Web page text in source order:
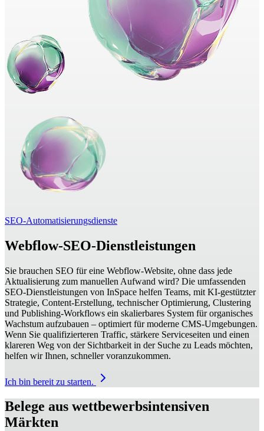
SEO-Automatisierungsdienste
Webflow-SEO-Dienstleistungen
Sie brauchen SEO für eine Webflow-Website, ohne dass jede
Aktualisierung zum manuellen Aufwand wird? Die umfassenden
SEO-Dienstleistungen von InSpace helfen Teams, mit KI-gestützter
Strategie, Content-Erstellung, technischer Optimierung, Clustering
und Publishing-Workflows ein skalierbares System für organisches
Wachstum aufzubauen – optimiert für moderne CMS-Umgebungen.
Wenn Sie qualifizierteren Traffic, stärkere Serviceseiten und einen
klareren Weg von der Sichtbarkeit in der Suche zu Leads möchten,
helfen wir Ihnen, schneller voranzukommen.
Ich bin bereit zu starten.
Belege aus wettbewerbsintensiven
Märkten